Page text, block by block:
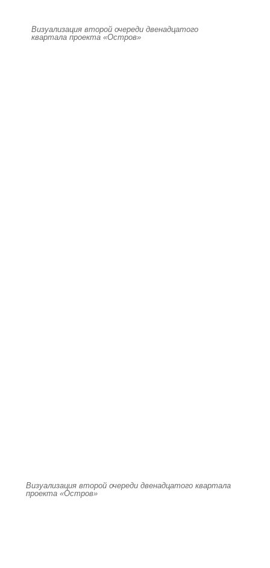
Визуализация второй очереди двенадцатого
квартала проекта «Остров»
Визуализация второй очереди двенадцатого квартала
проекта «Остров»